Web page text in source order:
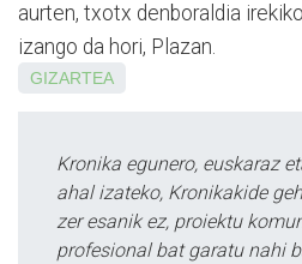
aurten, txotx denboraldia
izango da hori, Plazan.
GIZARTEA
Kronika egunero, euskaraz
ahal izateko, Kronikakide
zer esanik ez, proiektu
profesional bat garatu nahi